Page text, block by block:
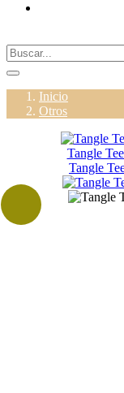
Inicio
Otros
Tangle
Tangle